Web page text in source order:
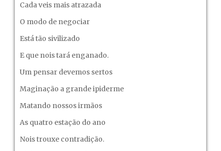
Cada veis mais atrazada
O modo de negociar
Está tão sivilizado
E que nois tará enganado.
Um pensar devemos sertos
Maginação a grande ipiderme
Matando nossos irmãos
As quatro estação do ano
Nois trouxe contradição.